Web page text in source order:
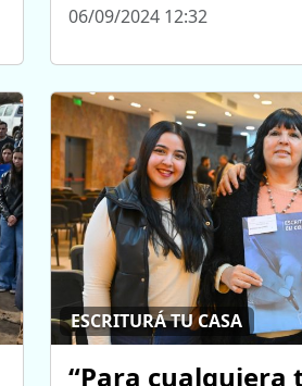
06/09/2024 12:32
ESCRITURÁ TU CASA
“Para cualquiera